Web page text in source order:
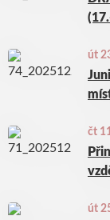
út
čt
út